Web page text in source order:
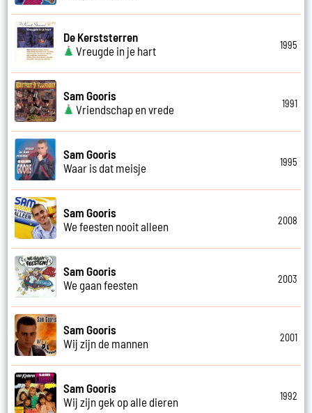
De Kerststerren
Vreugde in je hart
1995
Sam Gooris
Vriendschap en vrede
1991
Sam Gooris
Waar is dat meisje
1995
Sam Gooris
We feesten nooit alleen
2008
Sam Gooris
We gaan feesten
2003
Sam Gooris
Wij zijn de mannen
2001
Sam Gooris
Wij zijn gek op alle dieren
1992